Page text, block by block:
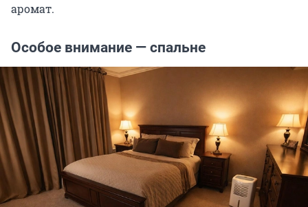
аромат.
Особое внимание — спальне